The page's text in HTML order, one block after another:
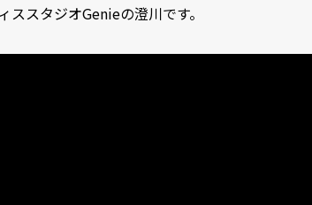
スタジオGenieの澄川です。